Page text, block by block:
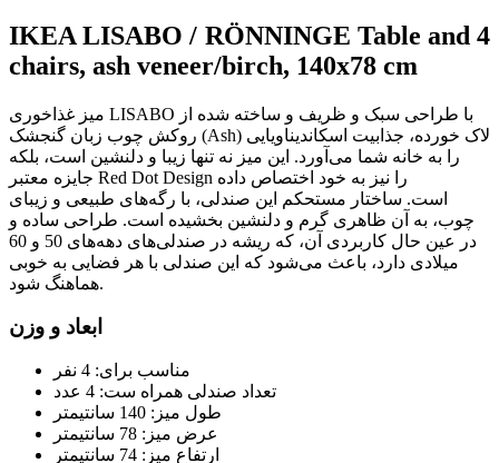
IKEA LISABO / RÖNNINGE Table and 4
chairs, ash veneer/birch, 140x78 cm
میز غذاخوری LISABO با طراحی سبک و ظریف و ساخته شده از
روکش چوب زبان گنجشک (Ash) لاک خورده، جذابیت اسکاندیناویایی
را به خانه شما می‌آورد. این میز نه تنها زیبا و دلنشین است، بلکه
جایزه معتبر Red Dot Design را نیز به خود اختصاص داده
است. ساختار مستحکم این صندلی، با رگه‌های طبیعی و زیبای
چوب، به آن ظاهری گرم و دلنشین بخشیده است. طراحی ساده و
در عین حال کاربردی آن، که ریشه در صندلی‌های دهه‌های 50 و 60
میلادی دارد، باعث می‌شود که این صندلی با هر فضایی به خوبی
هماهنگ شود.
ابعاد و وزن
مناسب برای: 4 نفر
تعداد صندلی همراه ست: 4 عدد
طول میز: 140 سانتیمتر
عرض میز: 78 سانتیمتر
ارتفاع میز: 74 سانتیمتر